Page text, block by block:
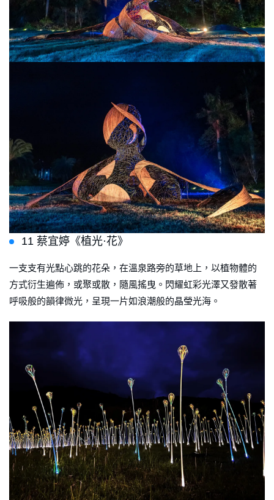
11 蔡宜婷《植光·花》
一支支有光點心跳的花朵，在溫泉路旁的草地上，以植物體的
方式衍生遍佈，或聚或散，隨風搖曳。閃耀虹彩光澤又發散著
呼吸般的韻律微光，呈現一片如浪潮般的晶瑩光海。